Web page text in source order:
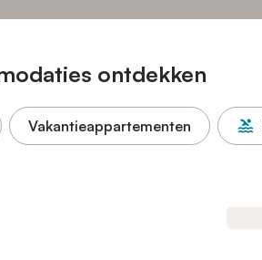
ontdekken
Vakantieappartementen